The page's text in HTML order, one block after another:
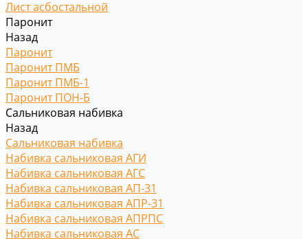
Лист асбостальной
Паронит
Назад
Паронит
Паронит ПМБ
Паронит ПМБ-1
Паронит ПОН-Б
Сальниковая набивка
Назад
Сальниковая набивка
Набивка сальниковая АГИ
Набивка сальниковая АГС
Набивка сальниковая АП-31
Набивка сальниковая АПР-31
Набивка сальниковая АПРПС
Набивка сальниковая АС